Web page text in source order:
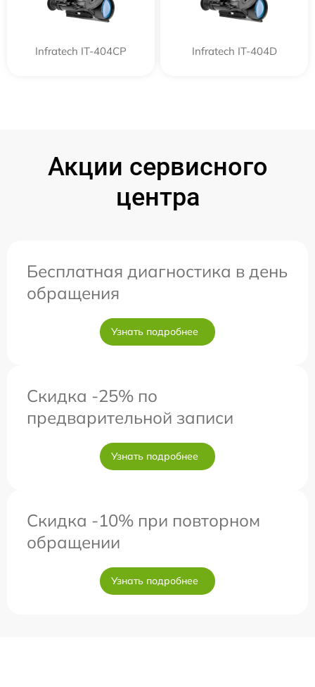
Infratech IT-404CP Infratech IT-404D
Акции сервисного
центра
Бесплатная диагностика в день
обращения
Узнать подробнее
Скидка -25% по
предварительной записи
Узнать подробнее
Скидка -10% при повторном
обращении
Узнать подробнее